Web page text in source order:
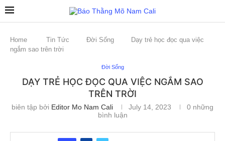
Home Tin Tức Đời Sống
Dạy trẻ học đọc qua việc
ngắm sao trên trời
Đời Sống
DẠY TRẺ HỌC ĐỌC QUA VIỆC NGẮM SAO
TRÊN TRỜI
biên tập bởi Editor Mo Nam Cali July 14, 2023
0 những
bình luận